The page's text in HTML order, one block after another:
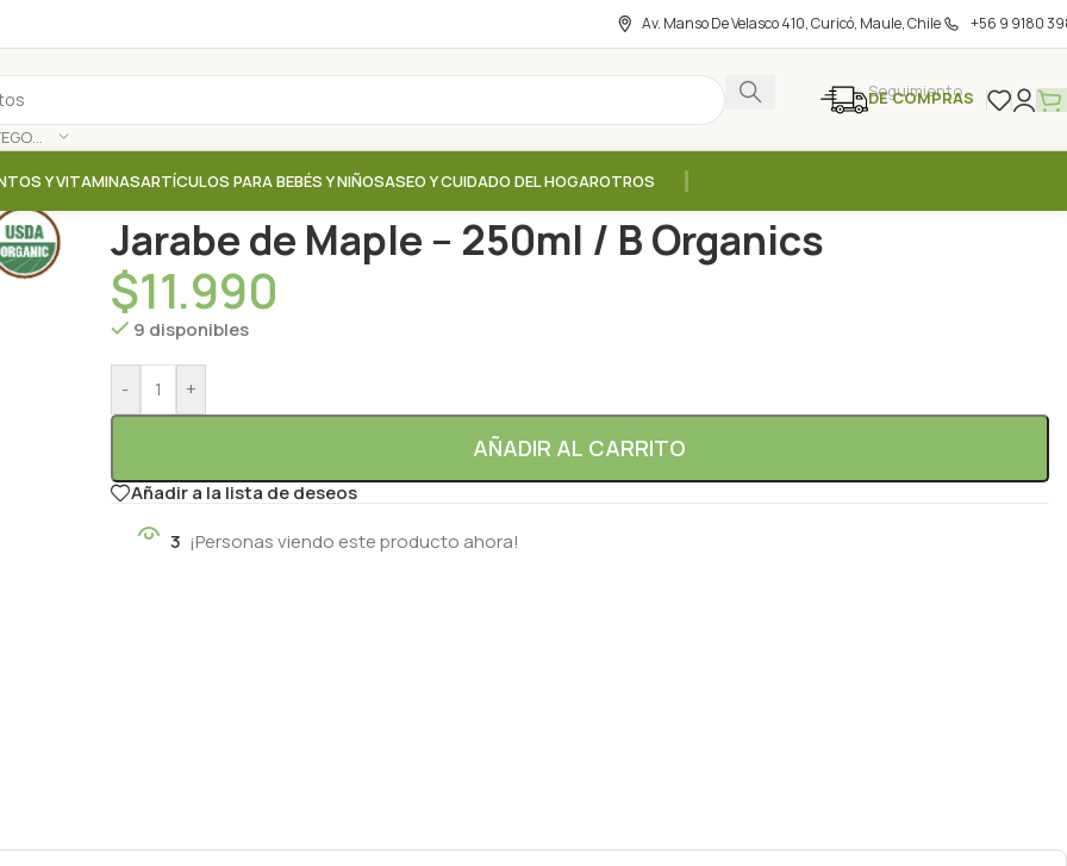
Av. Manso De Velasco 410, Curicó, Maule, Chile +56 9 9180
SELECCIONAR CATEGORÍA
Seguimiento
DE COMPRAS
Y VITAMINASARTÍCULOS PARA BEBÉS Y NIÑOSASEO Y CUIDADO DEL HOGAROTROS
Jarabe de Maple – 250ml / B Organics
$11.990
9 disponibles
- +
AÑADIR AL CARRITO
Añadir a la lista de deseos
3 ¡Personas viendo este producto ahora!